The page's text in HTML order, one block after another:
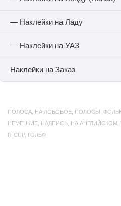
— Наклейки на Ладу
— Наклейки на УАЗ
Наклейки на Заказ
ПОЛОСА НА ЛОБОВОЕ ПОЛОСЫ
НЕМЕЦКИЕ НАДПИСЬ НА АНГЛИЙСКОМ
R-CUP, ГОЛЬФ